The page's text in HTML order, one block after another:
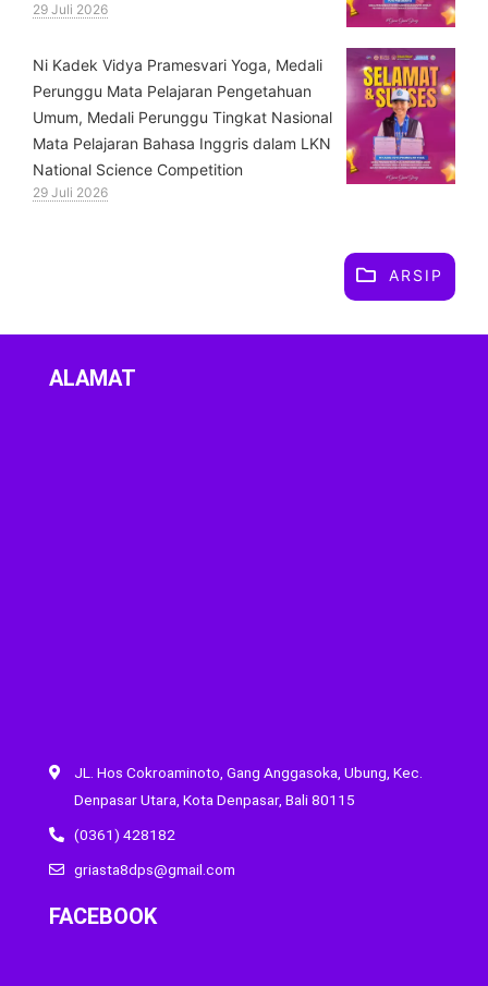
29 Juli 2026
⁠Ni Kadek Vidya Pramesvari Yoga, Medali
Perunggu Mata Pelajaran Pengetahuan
Umum, Medali Perunggu Tingkat Nasional
Mata Pelajaran Bahasa Inggris dalam LKN
National Science Competition
29 Juli 2026
ARSIP
ALAMAT
JL. Hos Cokroaminoto, Gang Anggasoka, Ubung, Kec.
Denpasar Utara, Kota Denpasar, Bali 80115
(0361) 428182
griasta8dps@gmail.com
FACEBOOK